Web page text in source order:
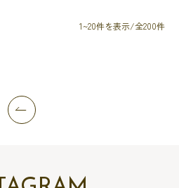
1~20件を表示/全200件